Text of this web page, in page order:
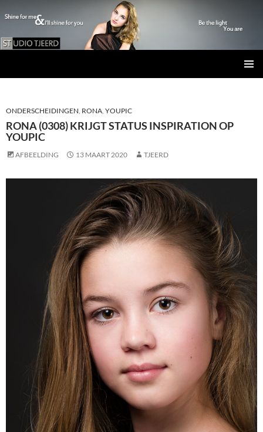
INHOUD
ONDERSCHEIDINGEN, RONA, YOUPIC
RONA (0308) KRIJGT STATUS INSPIRATION OP
YOUPIC
AFBEELDING 13 MAART 2020 TJEERD